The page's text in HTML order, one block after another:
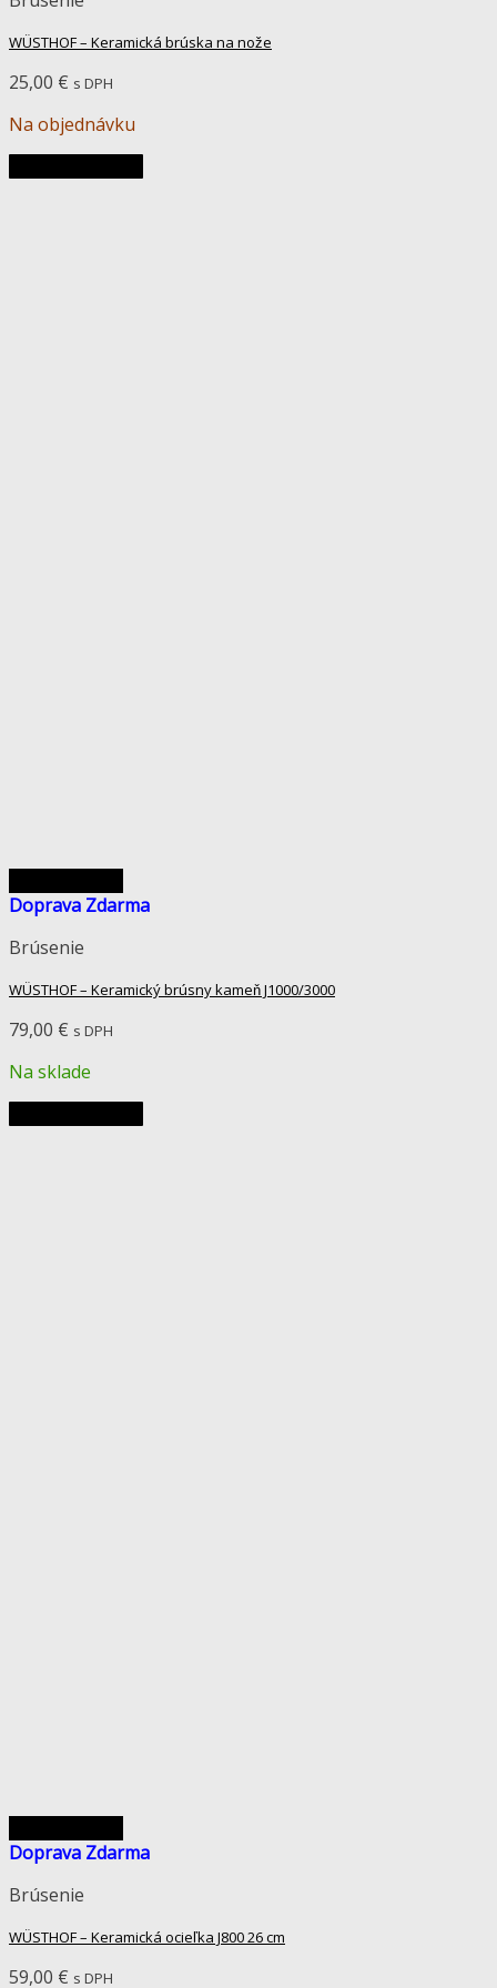
WÜSTHOF – Keramická brúska na nože
25,00 € s DPH
Na objednávku
Doprava Zdarma
Brúsenie
WÜSTHOF – Keramický brúsny kameň J1000/3000
79,00 € s DPH
Na sklade
Doprava Zdarma
Brúsenie
WÜSTHOF – Keramická ocieľka J800 26 cm
59,00 € s DPH